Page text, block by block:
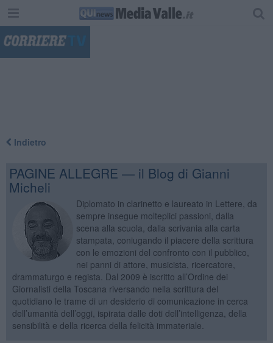
Indietro
PAGINE ALLEGRE — il Blog di Gianni
Micheli
Diplomato in clarinetto e laureato in Lettere, da
sempre insegue molteplici passioni, dalla
scena alla scuola, dalla scrivania alla carta
stampata, coniugando il piacere della scrittura
con le emozioni del confronto con il pubblico,
nei panni di attore, musicista, ricercatore,
drammaturgo e regista. Dal 2009 è iscritto all’Ordine dei
Giornalisti della Toscana riversando nella scrittura del
quotidiano le trame di un desiderio di comunicazione in cerca
dell’umanità dell’oggi, ispirata dalle doti dell’intelligenza, della
sensibilità e della ricerca della felicità immateriale.